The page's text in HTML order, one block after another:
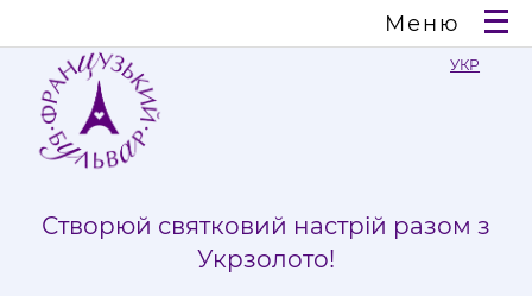
Меню
УКР
Створюй святковий настрій разом з
Укрзолото!